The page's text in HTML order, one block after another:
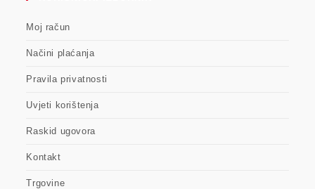
Moj račun
Načini plaćanja
Pravila privatnosti
Uvjeti korištenja
Raskid ugovora
Kontakt
Trgovine